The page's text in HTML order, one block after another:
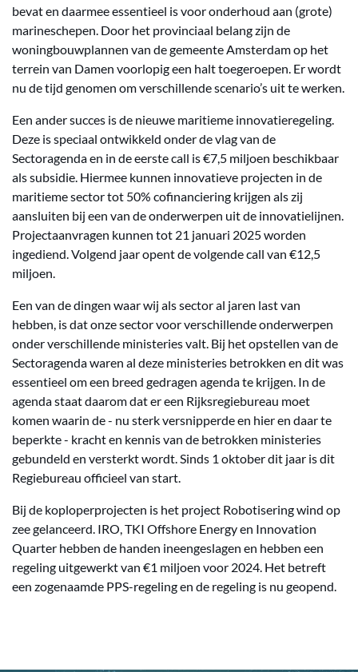
bevat en daarmee essentieel is voor onderhoud aan (grote)
marineschepen. Door het provinciaal belang zijn de
woningbouwplannen van de gemeente Amsterdam op het
terrein van Damen voorlopig een halt toegeroepen. Er wordt
nu de tijd genomen om verschillende scenario’s uit te werken.
Een ander succes is de nieuwe maritieme innovatieregeling.
Deze is speciaal ontwikkeld onder de vlag van de
Sectoragenda en in de eerste call is €7,5 miljoen beschikbaar
als subsidie. Hiermee kunnen innovatieve projecten in de
maritieme sector tot 50% cofinanciering krijgen als zij
aansluiten bij een van de onderwerpen uit de innovatielijnen.
Projectaanvragen kunnen tot 21 januari 2025 worden
ingediend. Volgend jaar opent de volgende call van €12,5
miljoen.
Een van de dingen waar wij als sector al jaren last van
hebben, is dat onze sector voor verschillende onderwerpen
onder verschillende ministeries valt. Bij het opstellen van de
Sectoragenda waren al deze ministeries betrokken en dit was
essentieel om een breed gedragen agenda te krijgen. In de
agenda staat daarom dat er een Rijksregiebureau moet
komen waarin de - nu sterk versnipperde en hier en daar te
beperkte - kracht en kennis van de betrokken ministeries
gebundeld en versterkt wordt. Sinds 1 oktober dit jaar is dit
Regiebureau officieel van start.
Bij de koploperprojecten is het project Robotisering wind op
zee gelanceerd. IRO, TKI Offshore Energy en Innovation
Quarter hebben de handen ineengeslagen en hebben een
regeling uitgewerkt van €1 miljoen voor 2024. Het betreft
een zogenaamde PPS-regeling en de regeling is nu geopend.